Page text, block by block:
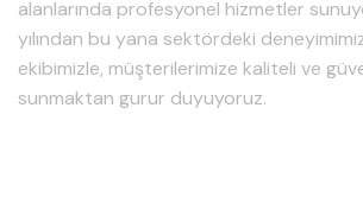
alanlarında profesyonel hizmetler
yılından bu yana sektördeki
ekibimizle, müşterilerimize kaliteli ve
sunmaktan gurur duyuyoruz.